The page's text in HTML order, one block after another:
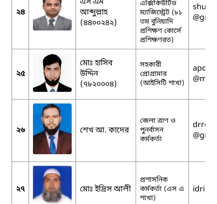
২৪
আব্দুল্লাহ
(৪৪০০২৪২)
এক্সিকিউটিভ
ম্যাজিস্ট্রেট (৮১
তম বুনিয়াদি
প্রশিক্ষণ কোর্সে
প্রশিক্ষণরত)
২৫
মোঃ হাসিব
উদ্দিন
(৭৮২০০০৪)
সহকারী
প্রোগ্রামার
(আইসিটি শাখা)
২৬ শেখ আ. কাদের
জেলা ত্রাণ ও
পুনর্বাসন
কর্মকর্তা
২৭ মোঃ ইদ্রিস আলী
প্রশাসনিক
কর্মকর্তা (এস এ
শাখা)